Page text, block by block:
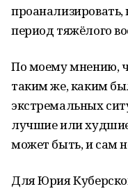
проанализировать,
период тяжёлого
По моему мнению,
таким же, каким
экстремальных
лучшие или
может быть, и сам
Для Юрия